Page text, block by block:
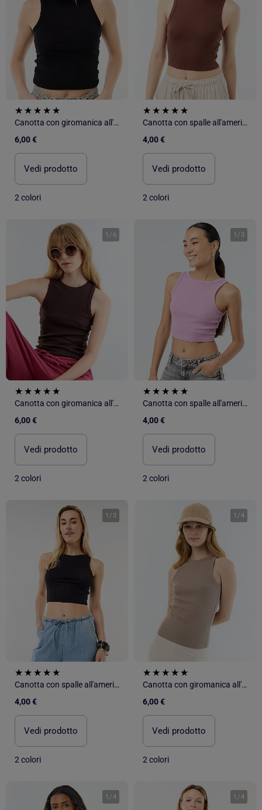
Canotta con giromanica all'americana
6,00 €
Vedi prodotto
2 colori
Canotta con spalle all'americana
4,00 €
Vedi prodotto
2 colori
1 / 6
Canotta con giromanica all'americana
6,00 €
Vedi prodotto
2 colori
1 / 3
Canotta con spalle all'americana
4,00 €
Vedi prodotto
2 colori
1 / 3
Canotta con spalle all'americana
4,00 €
Vedi prodotto
2 colori
1 /4
Canotta con giromanica all'americana
6,00 €
Vedi prodotto
2 colori
1 /4 1 /4